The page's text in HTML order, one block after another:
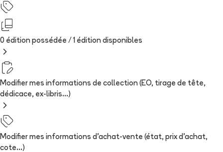
0 édition possédée / 1 édition disponibles
Modifier mes informations de collection (EO, tirage de tête,
dédicace, ex-libris...)
Modifier mes informations d'achat-vente (état, prix d'achat,
cote...)